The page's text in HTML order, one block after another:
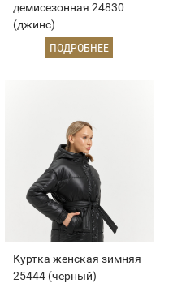
демисезонная 24830
(джинс)
ПОДРОБНЕЕ
Куртка женская зимняя
25444 (черный)